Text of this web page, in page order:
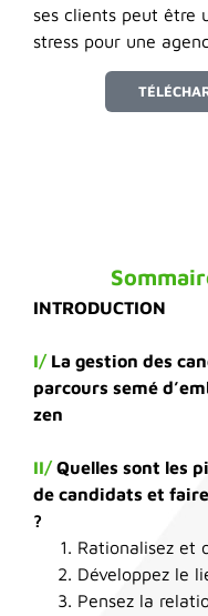
ses clients peut être
stress pour une
INTRODUCTION
I/La gestion des
parcours semé
zen
II/Quelles sont les
de candidats et
?
Rationalisez et
Développez le
Pensez la